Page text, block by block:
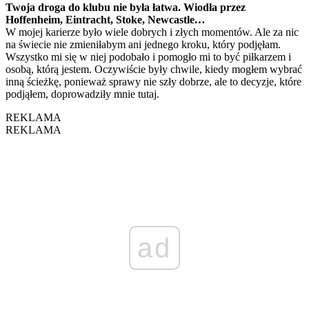
Twoja droga do klubu nie była łatwa. Wiodła przez
Hoffenheim, Eintracht, Stoke, Newcastle…
W mojej karierze było wiele dobrych i złych momentów. Ale za nic
na świecie nie zmieniłabym ani jednego kroku, który podjęłam.
Wszystko mi się w niej podobało i pomogło mi to być piłkarzem i
osobą, którą jestem. Oczywiście były chwile, kiedy mogłem wybrać
inną ścieżkę, ponieważ sprawy nie szły dobrze, ale to decyzje, które
podjąłem, doprowadziły mnie tutaj.
REKLAMA
REKLAMA
ad